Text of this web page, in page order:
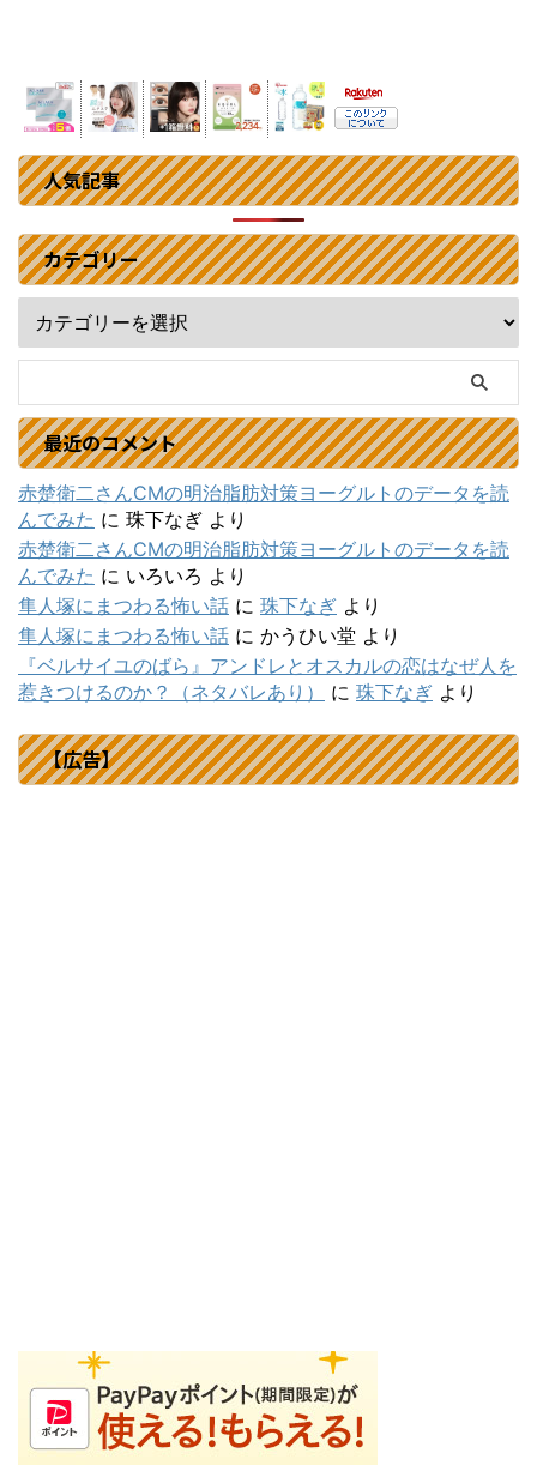
人気記事
カテゴリー
最近のコメント
赤楚衛二さんCMの明治脂肪対策ヨーグルトのデータを読
んでみた に 珠下なぎ より
赤楚衛二さんCMの明治脂肪対策ヨーグルトのデータを読
んでみた に いろいろ より
隼人塚にまつわる怖い話 に 珠下なぎ より
隼人塚にまつわる怖い話 に かうひい堂 より
『ベルサイユのばら』アンドレとオスカルの恋はなぜ人を
惹きつけるのか？（ネタバレあり）
に 珠下なぎ より
【広告】